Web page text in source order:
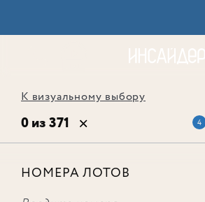
К визуальному выбору
0 из 371 4
НОМЕРА ЛОТОВ